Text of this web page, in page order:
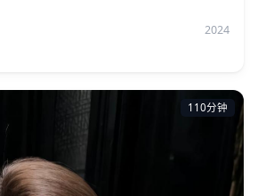
2024
110分钟